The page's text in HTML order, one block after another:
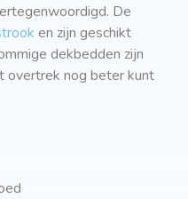
De
en zijn geschikt
dekbedden zijn
overtrek nog beter kunt